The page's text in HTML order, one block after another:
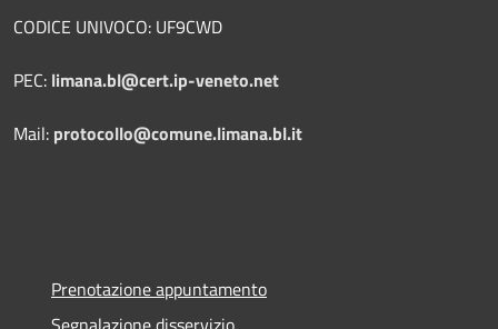
CODICE UNIVOCO: UF9CWD
PEC: limana.bl@cert.ip-veneto.net
Mail: protocollo@comune.limana.bl.it
Prenotazione appuntamento